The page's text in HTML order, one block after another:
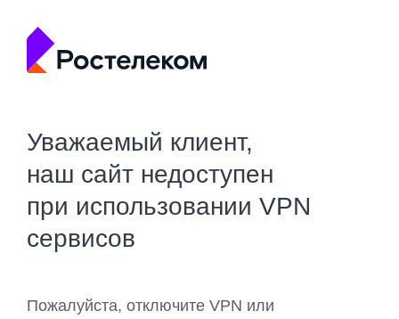
Уважаемый клиент,
наш сайт недоступен
при использовании VPN
сервисов
Пожалуйста, отключите VPN или